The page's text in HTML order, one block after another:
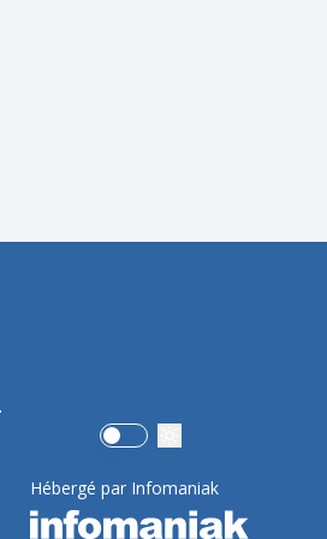
Use setting
Hébergé par Infomaniak